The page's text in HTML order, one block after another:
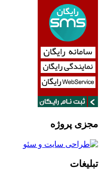
مجزی پروژه
تبلیغات